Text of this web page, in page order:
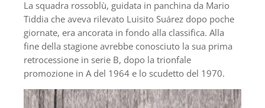
La squadra rossoblù, guidata in panchina da Mario
Tiddia che aveva rilevato Luisito Suárez dopo poche
giornate, era ancorata in fondo alla classifica. Alla
fine della stagione avrebbe conosciuto la sua prima
retrocessione in serie B, dopo la trionfale
promozione in A del 1964 e lo scudetto del 1970.